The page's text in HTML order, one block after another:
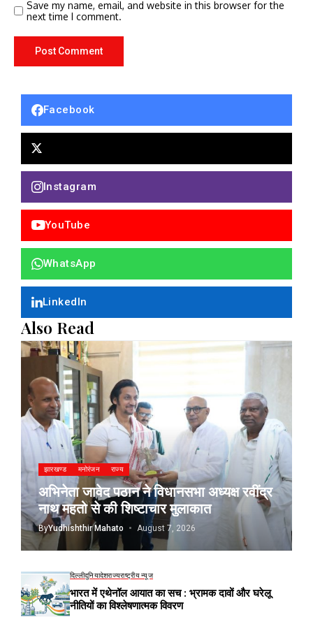
Save my name, email, and website in this browser for the
next time I comment.
Facebook
Instagram
YouTube
WhatsApp
LinkedIn
Also Read
झारखण्ड मनोरंजन राज्य
अभिनेता जावेद पठान ने विधानसभा अध्यक्ष रवींद्र
नाथ महतो से की शिष्टाचार मुलाकात
ByYudhishthir Mahato August 7, 2026
दिल्लीदुनियादेशराज्यराष्ट्रीय न्यूज
भारत में एथेनॉल आयात का सच : भ्रामक दावों और घरेलू
नीतियों का विश्लेषणात्मक विवरण